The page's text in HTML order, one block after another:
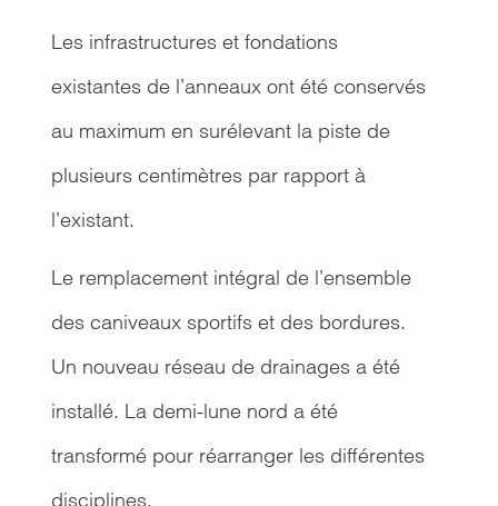
Les infrastructures et fondations
existantes de l’anneaux ont été conservés
au maximum en surélevant la piste de
plusieurs centimètres par rapport à
l’existant.
Le remplacement intégral de l’ensemble
des caniveaux sportifs et des bordures.
Un nouveau réseau de drainages a été
installé. La demi-lune nord a été
transformé pour réarranger les différentes
disciplines.